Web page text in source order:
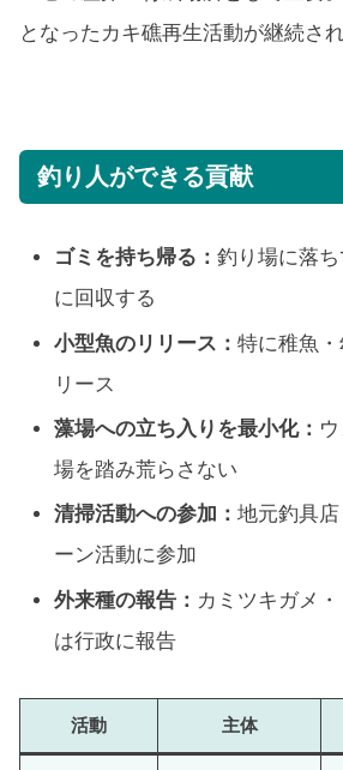
となったカキ礁再生活動が継続さ
釣り人ができる貢献
ゴミを持ち帰る：釣り場に落
に回収する
小型魚のリリース：特に稚魚
リース
藻場への立ち入りを最小化：
場を踏み荒らさない
清掃活動への参加：地元釣具
ーン活動に参加
外来種の報告： カミツキガメ
は行政に報告
活動 主体